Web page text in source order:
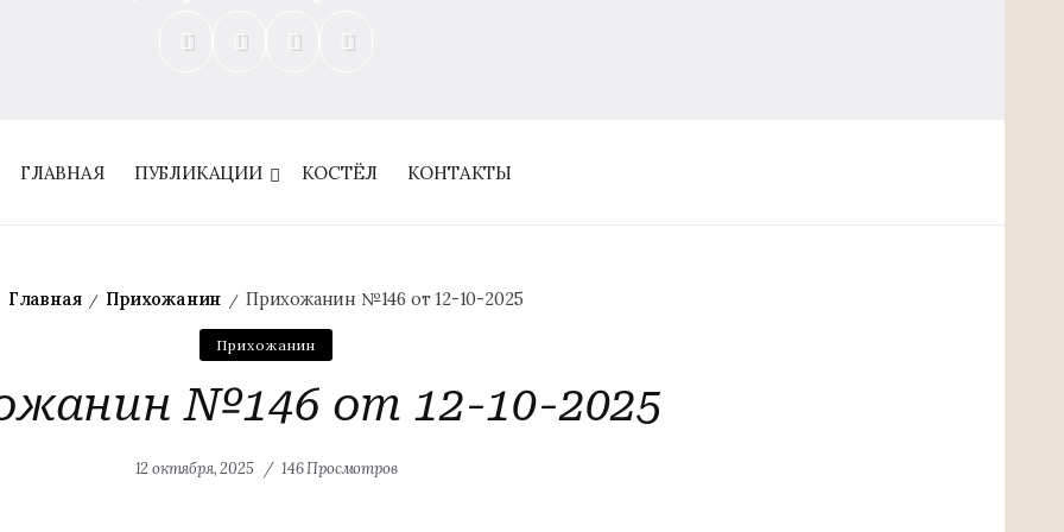
ГЛАВНАЯ ПУБЛИКАЦИИ КОСТЁЛ КОНТАКТЫ
Главная / Прихожанин / Прихожанин №146 от 12-10-2025
Прихожанин
№146 от 12-10-2025
12 октября, 2025 146 Просмотров